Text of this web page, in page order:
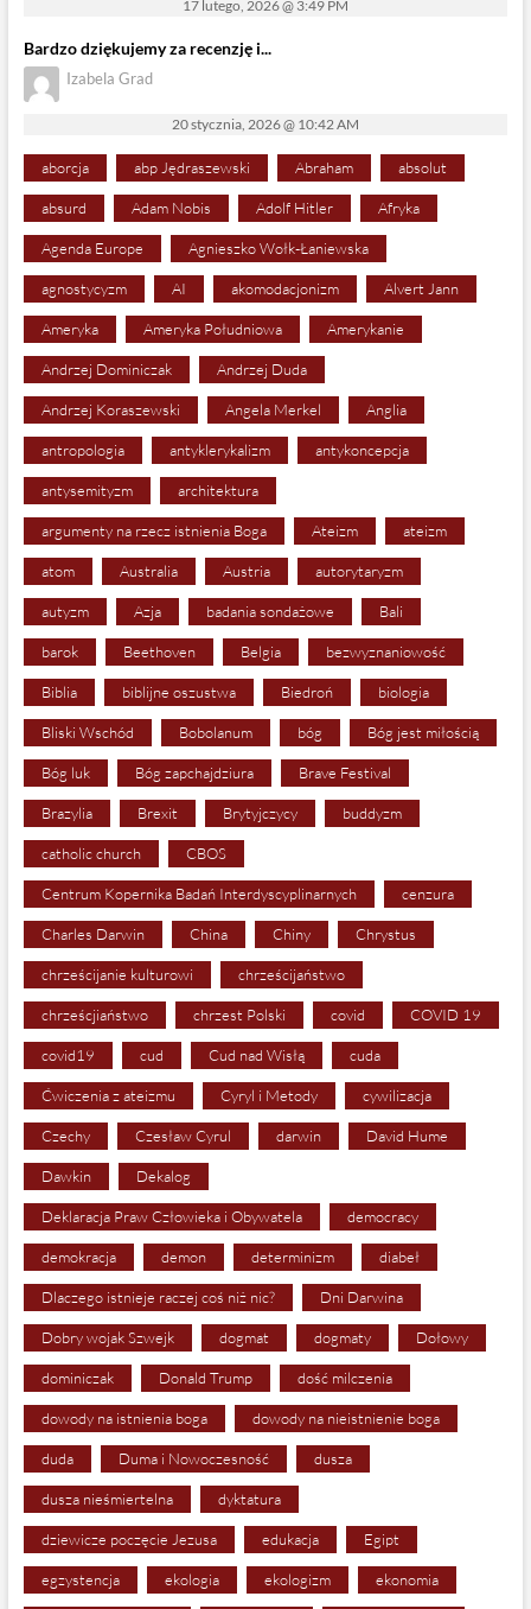
17 lutego, 2026 @ 3:49 PM
Bardzo dziękujemy za recenzję i...
Izabela Grad
20 stycznia, 2026 @ 10:42 AM
aborcja abp Jędraszewski Abraham absolut
absurd Adam Nobis Adolf Hitler Afryka
Agenda Europe Agnieszko Wołk-Łaniewska
agnostycyzm AI akomodacjonizm Alvert Jann
Ameryka Ameryka Południowa Amerykanie
Andrzej Dominiczak Andrzej Duda
Andrzej Koraszewski Angela Merkel Anglia
antropologia antyklerykalizm antykoncepcja
antysemityzm architektura
argumenty na rzecz istnienia Boga Ateizm ateizm
atom Australia Austria autorytaryzm
autyzm Azja badania sondażowe Bali
barok Beethoven Belgia bezwyznaniowość
Biblia biblijne oszustwa Biedroń biologia
Bliski Wschód Bobolanum bóg Bóg jest miłością
Bóg luk Bóg zapchajdziura Brave Festival
Brazylia Brexit Brytyjczycy buddyzm
catholic church CBOS
Centrum Kopernika Badań Interdyscyplinarnych cenzura
Charles Darwin China Chiny Chrystus
chrześcijanie kulturowi chrześcijaństwo
chrześcjiaństwo chrzest Polski covid COVID 19
covid19 cud Cud nad Wisłą cuda
Ćwiczenia z ateizmu Cyryl i Metody cywilizacja
Czechy Czesław Cyrul darwin David Hume
Dawkin Dekalog
Deklaracja Praw Człowieka i Obywatela democracy
demokracja demon determinizm diabeł
Dlaczego istnieje raczej coś niż nic? Dni Darwina
Dobry wojak Szwejk dogmat dogmaty Dołowy
dominiczak Donald Trump dość milczenia
dowody na istnienia boga dowody na nieistnienie boga
duda Duma i Nowoczesność dusza
dusza nieśmiertelna dyktatura
dziewicze poczęcie Jezusa edukacja Egipt
egzystencja ekologia ekologizm ekonomia